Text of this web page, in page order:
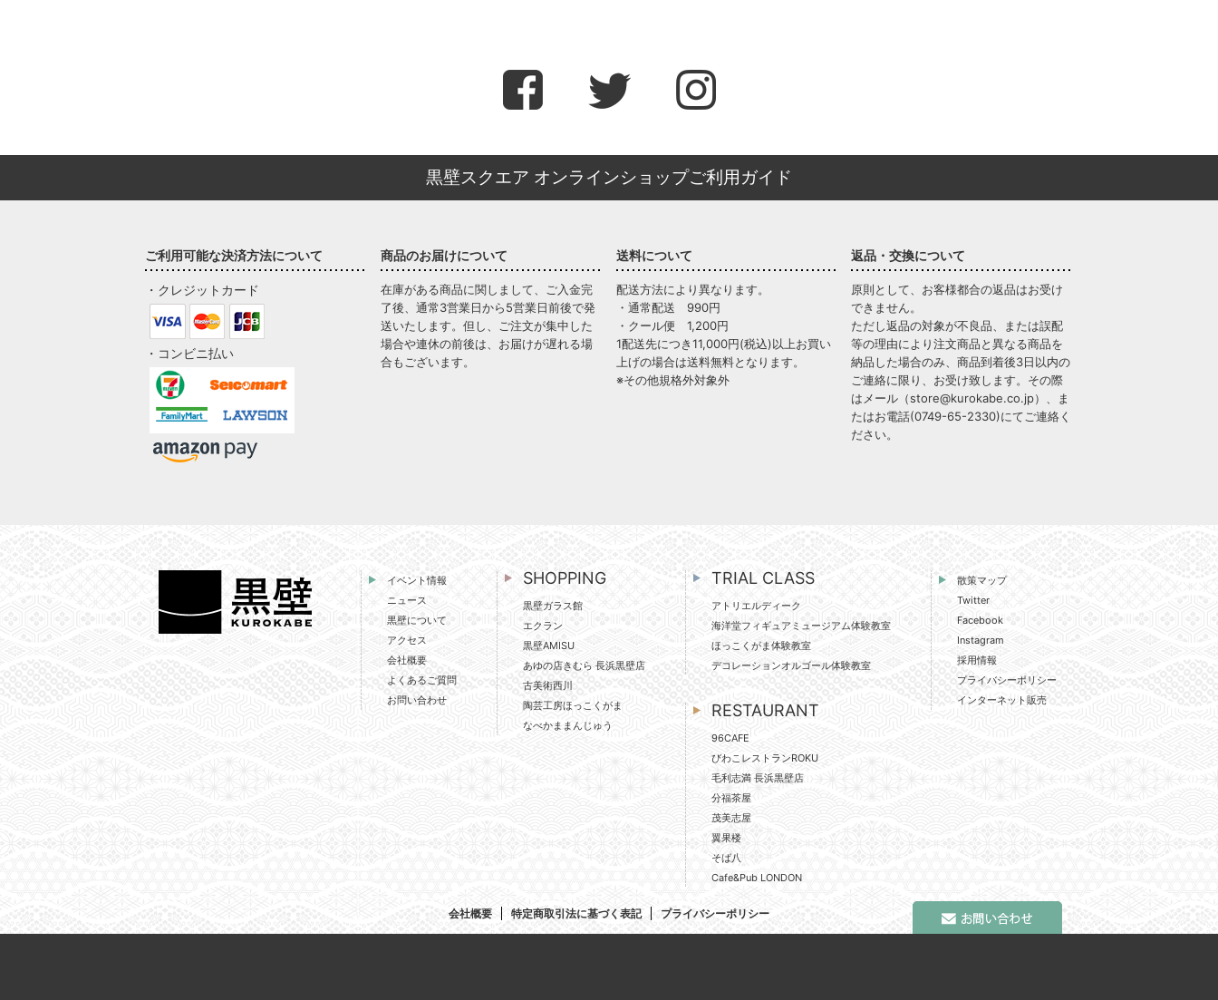
黒壁スクエア オンラインショップご利用ガイド
ご利用可能な決済方法について
・クレジットカード
・コンビニ払い
商品のお届けについて
在庫がある商品に関しまして、ご入金完
了後、通常3営業日から5営業日前後で発
送いたします。但し、ご注文が集中した
場合や連休の前後は、お届けが遅れる場
合もございます。
送料について
配送方法により異なります。
・通常配送 990円
・クール便 1,200円
1配送先につき11,000円(税込)以上お買い
上げの場合は送料無料となります。
※その他規格外対象外
返品・交換について
原則として、お客様都合の返品はお受け
できません。
ただし返品の対象が不良品、または誤配
等の理由により注文商品と異なる商品を
納品した場合のみ、商品到着後3日以内の
ご連絡に限り、お受け致します。その際
はメール（store@kurokabe.co.jp）、ま
たはお電話(0749-65-2330)にてご連絡く
ださい。
イベント情報
ニュース
黒壁について
アクセス
会社概要
よくあるご質問
お問い合わせ
SHOPPING
黒壁ガラス館
エクラン
黒壁AMISU
あゆの店きむら 長浜黒壁店
古美術西川
陶芸工房ほっこくがま
なべかままんじゅう
TRIAL CLASS
アトリエルディーク
海洋堂フィギュアミュージアム体験教室
ほっこくがま体験教室
デコレーションオルゴール体験教室
RESTAURANT
96CAFE
びわこレストランROKU
毛利志満 長浜黒壁店
分福茶屋
茂美志屋
翼果楼
そば八
Cafe&Pub LONDON
散策マップ
Twitter
Facebook
Instagram
採用情報
プライバシーポリシー
インターネット販売
会社概要 特定商取引法に基づく表記 プライバシーポリシー